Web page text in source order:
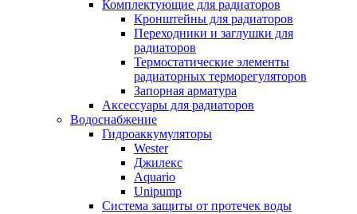
Комплектующие для радиаторов
Кронштейны для радиаторов
Переходники и заглушки для
радиаторов
Термостатические элементы
радиаторных терморегуляторов
Запорная арматура
Аксессуары для радиаторов
Водоснабжение
Гидроаккумуляторы
Wester
Джилекс
Aquario
Unipump
Система защиты от протечек воды